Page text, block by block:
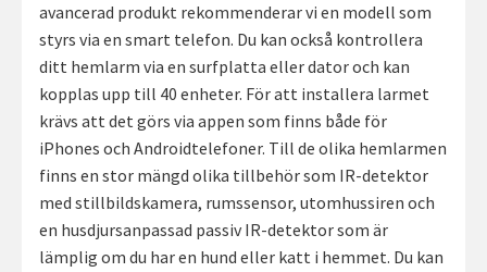
avancerad produkt rekommenderar vi en modell som
styrs via en smart telefon. Du kan också kontrollera
ditt hemlarm via en surfplatta eller dator och kan
kopplas upp till 40 enheter. För att installera larmet
krävs att det görs via appen som finns både för
iPhones och Androidtelefoner. Till de olika hemlarmen
finns en stor mängd olika tillbehör som IR-detektor
med stillbildskamera, rumssensor, utomhussiren och
en husdjursanpassad passiv IR-detektor som är
lämplig om du har en hund eller katt i hemmet. Du kan